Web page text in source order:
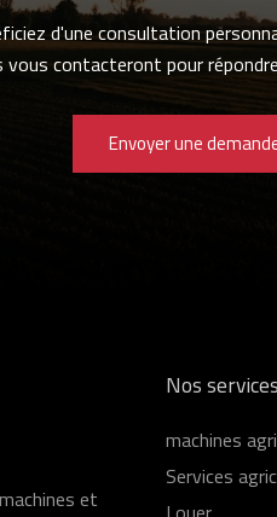
d'une consultation
vous contacteront pour
Envoyer une
et
Nos services
machines
Services